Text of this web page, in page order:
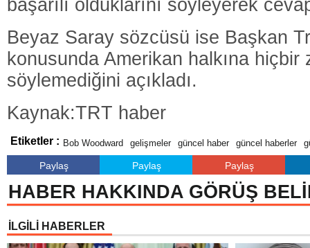
başarılı olduklarını söyleyerek
Beyaz Saray sözcüsü ise Başkan
konusunda Amerikan halkına hiçbir
söylemediğini açıkladı.
Kaynak:TRT haber
Etiketler : Bob Woodward gelişmeler güncel haber güncel haberler
Paylaş Paylaş Paylaş
HABER HAKKINDA GÖRÜŞ
İLGİLİ HABERLER